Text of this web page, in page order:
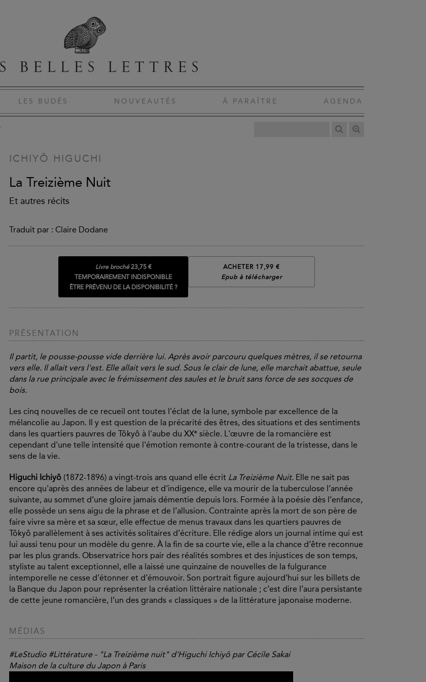
LES BUDÉS NOUVEAUTÉS À PARAÎTRE AGENDA
ICHIYÔ HIGUCHI
La Treizième Nuit
Et autres récits
Traduit par : Claire Dodane
Livre broché 23,75 €
TEMPORAIREMENT INDISPONIBLE
ÊTRE PRÉVENU DE LA DISPONIBILITÉ ?
ACHETER 17,99 €
Epub à télécharger
PRÉSENTATION
Il partit, le pousse-pousse vide derrière lui. Après avoir parcouru quelques mètres, il se retourna
vers elle. Il allait vers l'est. Elle allait vers le sud. Sous le clair de lune, elle marchait abattue, seule
dans la rue principale avec le frémissement des saules et le bruit sans force de ses socques de
bois.
Les cinq nouvelles de ce recueil ont toutes l'éclat de la lune, symbole par excellence de la
mélancolie au Japon. Il y est question de la précarité des êtres, des situations et des sentiments
dans les quartiers pauvres de Tôkyô à l'aube du XXe siècle. L'œuvre de la romancière est
cependant d'une telle intensité que l'émotion remonte à contre-courant de la tristesse, dans le
sens de la vie.
Higuchi Ichiyô (1872-1896) a vingt-trois ans quand elle écrit La Treizième Nuit. Elle ne sait pas
encore qu'après des années de labeur et d'indigence, elle va mourir de la tuberculose l’année
suivante, au sommet d’une gloire jamais démentie depuis lors. Formée à la poésie dès l’enfance,
elle possède un sens aigu de la phrase et de l’allusion. Contrainte après la mort de son père de
faire vivre sa mère et sa sœur, elle effectue de menus travaux dans les quartiers pauvres de
Tôkyô parallèlement à ses activités solitaires d’écriture. Elle rédige alors un journal intime qui est
lui aussi tenu pour un modèle du genre. À la fin de sa courte vie, elle a la chance d’être reconnue
par les plus grands. Observatrice hors pair des réalités sombres et des injustices de son temps,
styliste au talent exceptionnel, elle a laissé une quinzaine de nouvelles de la fulgurance
intemporelle ne cesse d’étonner et d’émouvoir. Son portrait figure aujourd’hui sur les billets de
la Banque du Japon pour représenter la création littéraire nationale ; c’est dire l’aura persistante
de cette jeune romancière, l’un des grands « classiques » de la littérature japonaise moderne.
MÉDIAS
#LeStudio​ #Littérature​ - "La Treizième nuit" d'Higuchi Ichiyô par Cécile Sakai
Maison de la culture du Japon à Paris